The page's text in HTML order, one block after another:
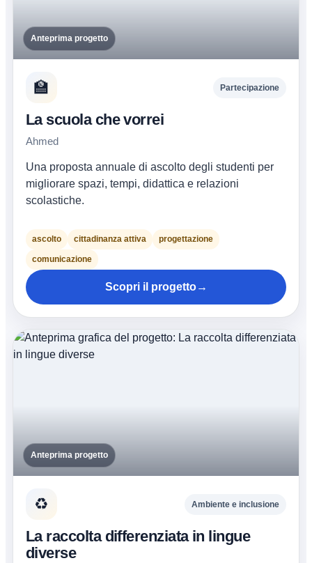
Anteprima progetto
🏫 Partecipazione
La scuola che vorrei
Ahmed
Una proposta annuale di ascolto degli studenti per
migliorare spazi, tempi, didattica e relazioni
scolastiche.
ascolto cittadinanza attiva progettazione
comunicazione
Scopri il progetto→
Anteprima progetto
♻️ Ambiente e inclusione
La raccolta differenziata in lingue
diverse